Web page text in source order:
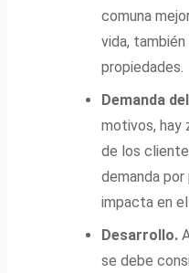
comuna
vida,
propiedades.
Demanda
motivos, hay
de los
demanda
impacta en
Desarrollo.
se debe